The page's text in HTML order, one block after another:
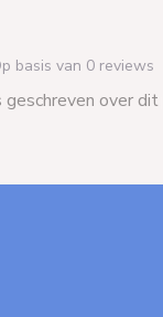
basis van 0 reviews
over dit